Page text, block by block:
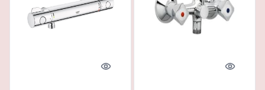
Quick look Quick